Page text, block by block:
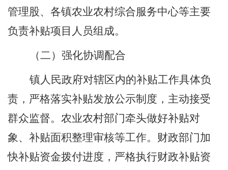
管理股、各镇农业农村综合服务中心等主要
负责补贴项目人员组成。
（二） 强化协调配合
镇人民政府对辖区内的补贴工作具体负
责，严格落实补贴发放公示制度，主动接受
群众监督。农业农村部门牵头做好补贴对
象、补贴面积整理审核等工作。财政部门加
快补贴资金拨付进度，严格执行财政补贴资